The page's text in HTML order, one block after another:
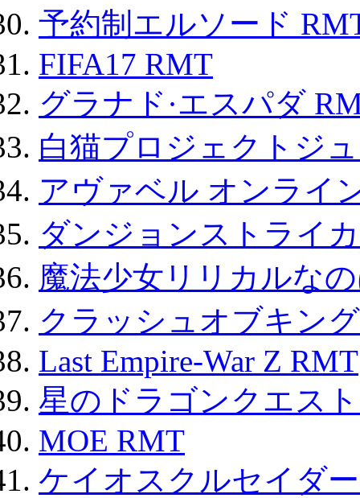
予約制エルソード
FIFA17 RMT
グラナド·エスパダ
白猫プロジェクトジ
アヴァベル オンライ
ダンジョンストライ
魔法少女リリカルな
クラッシュオブキン
Last Empire-War Z RMT
星のドラゴンクエス
MOE RMT
ケイオスクルセイダ